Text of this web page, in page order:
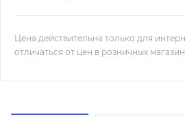
Цена действительна только для
отличаться от цен в розничных